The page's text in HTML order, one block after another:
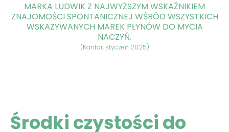
MARKA LUDWIK Z NAJWYŻSZYM WSKAŹNIKIEM
ZNAJOMOŚCI SPONTANICZNEJ WŚRÓD WSZYSTKICH
WSKAZYWANYCH MAREK PŁYNÓW DO MYCIA
NACZYŃ.
(Kantar, styczeń 2025)
Środki czystości do